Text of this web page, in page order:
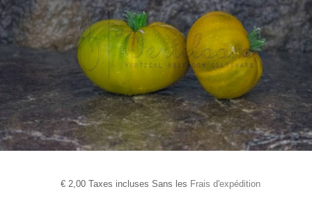
€2,00 Taxes incluses Sans les Frais d'expédition